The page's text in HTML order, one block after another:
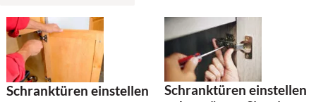
Schranktüren einstellen
Schranktüren einstellen